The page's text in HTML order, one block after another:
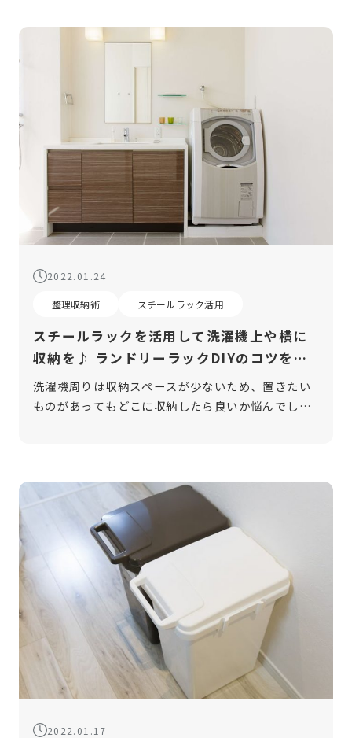
2022.01.24
整理収納術 スチールラック活用
スチールラックを活用して洗濯機上や横に
収納を♪ ランドリーラックDIYのコツをご
紹介
洗濯機周りは収納スペースが少ないため、置きたい
ものがあってもどこに収納したら良いか悩んでしま
2022.01.17